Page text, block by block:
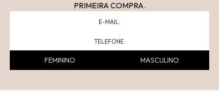
PRIMEIRA COMPRA.
FEMININO MASCULINO